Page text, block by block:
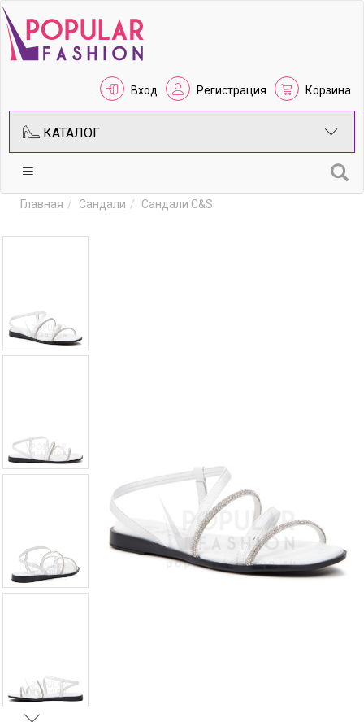
Вход Регистрация Корзина
КАТАЛОГ
Главная Сандали Сандали C&S